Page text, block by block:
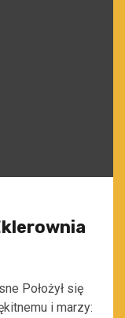
Położył się
i marzy: